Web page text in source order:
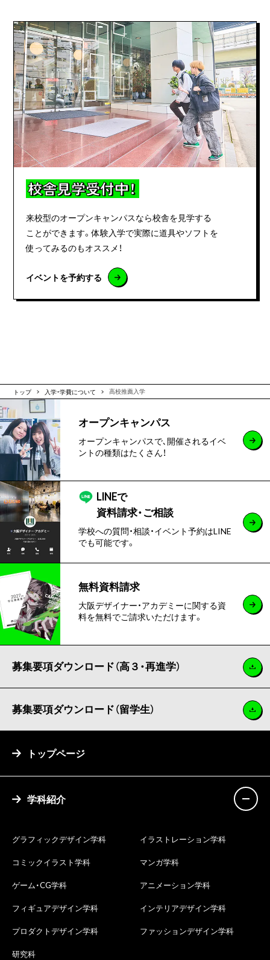
校舎見学受付中！
来校型のオープンキャンパスなら校舎を見学する
ことができます。体験入学で実際に道具やソフトを
使ってみるのもオススメ！
イベントを予約する
トップ 入学・学費について 高校推薦入学
オープンキャンパス
オープンキャンパスで､開催されるイベ
ントの種類はたくさん！
LINEで
資料請求・ご相談
学校への質問・相談・イベント予約はLINE
でも可能です。
無料資料請求
大阪デザイナー・アカデミーに関する資
料を無料でご請求いただけます。
募集要項ダウンロード（高３・再進学）
募集要項ダウンロード（留学生）
トップページ
学科紹介
グラフィックデザイン学科
イラストレーション学科
コミックイラスト学科
マンガ学科
ゲーム・CG学科
アニメーション学科
フィギュアデザイン学科
インテリアデザイン学科
プロダクトデザイン学科
ファッションデザイン学科
研究科